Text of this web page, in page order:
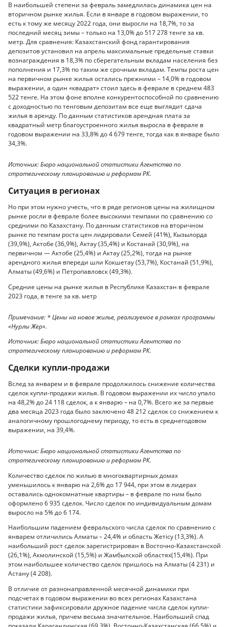
В наибольшей степени за февраль замедлилась динамика цен на
вторичном рынке жилья. Если в январе в годовом выражении, то
есть к тому же месяцу 2022 года, они выросли на 18,7%, то за
последний месяц зимы – только на 13,0% до 517 278 тенге за кв.
метр. Для сравнения: Казахстанский фонд гарантирования
депозитов установил на апрель максимальные предельные ставки
вознаграждения в 18,3% по сберегательным вкладам населения без
пополнения и 17,3% по таким же срочным вкладам. Темпы роста цен
на первичном рынке жилья остались прежними – 14,0% в годовом
выражении, а один «квадрат» стоил здесь в феврале в среднем 483
522 тенге. На этом фоне вполне конкурентоспособной по сравнению
с доходностью по тенговым депозитам все еще выглядит сдача
жилья в аренду. По данным статистиков арендная плата за
квадратный метр благоустроенного жилья выросла в феврале в
годовом выражении на 33,8% до 4 679 тенге, тогда как в январе было
34,3%.
Источник: Бюро национальной статистики Агентства по
стратегическому планированию и реформам РК.
Ситуация в регионах
Но при этом нужно учесть, что в ряде регионов цены на жилищном
рынке росли в феврале более высокими темпами по сравнению со
средними по Казахстану. По данным статистиков на вторичном
рынке по темпам роста цен лидировали Семей (41%), Кызылорда
(39,9%), Актобе (36,9%), Актау (35,4%) и Костанай (30,9%), на
первичном — Актобе (25,4%) и Актау (25,2%), тогда на рынке
арендного жилья впереди шли Кокшетау (53,7%), Костанай (51,9%),
Алматы (49,6%) и Петропавловск (49,3%).
Средние цены на рынке жилья в Республике Казахстан в феврале
2023 года, в тенге за кв. метр
Примечание: * Цены на новое жилье, реализуемое в рамках программы
«Нурлы Жер».
Источник: Бюро национальной статистики Агентства по
стратегическому планированию и реформам РК.
Сделки купли-продажи
Вслед за январем и в феврале продолжилось снижение количества
сделок купли-продажи жилья. В годовом выражении их число упало
на 48,2% до 24 118 сделок, а к январю – на 0,7%. Всего же за первые
два месяца 2023 года было заключено 48 212 сделок со снижением к
аналогичному прошлогоднему периоду, то есть в среднегодовом
выражении, на 39,4%.
Источник: Бюро национальной статистики Агентства по
стратегическому планированию и реформам РК.
Количество сделок по жилью в многоквартирных домах
уменьшилось к январю на 2,6% до 17 944, при этом в лидерах
оставались однокомнатные квартиры – в феврале по ним было
оформлено 6 935 сделок. Число сделок по индивидуальным домам
выросло на 5% до 6 174.
Наибольшим падением февральского числа сделок по сравнению с
январем отличились Алматы – 24,4% и область Жетісу (13,3%). А
наибольший рост сделок зарегистрирован в Восточно-Казахстанской
(26,1%), Акмолинской (15,5%) и Жамбылской областях(15,4%). При
этом наибольшее количество сделок пришлось на Алматы (4 231) и
Астану (4 208).
В отличие от разнонаправленной месячной динамики при
подсчетах в годовом выражении во всех регионах Казахстана
статистики зафиксировали дружное падение числа сделок купли-
продажи жилья, причем весьма значительное. Наибольший спад